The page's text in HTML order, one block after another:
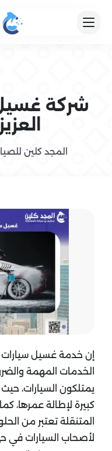
شركة
المجد كلين
إن خدمة غسيل سيارات
الخدمات المهمة
يمتلكون السيارات، حيث
كبيرة لإطالة عمرها،
المتنقلة تعتبر من
لأصحاب السيارات في